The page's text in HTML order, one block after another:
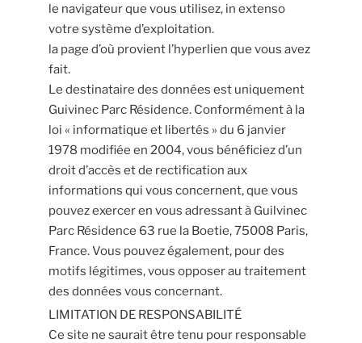
le navigateur que vous utilisez, in extenso
votre système d’exploitation.
la page d’où provient l’hyperlien que vous avez
fait.
Le destinataire des données est uniquement
Guivinec Parc Résidence. Conformément à la
loi « informatique et libertés » du 6 janvier
1978 modifiée en 2004, vous bénéficiez d’un
droit d’accès et de rectification aux
informations qui vous concernent, que vous
pouvez exercer en vous adressant à Guilvinec
Parc Résidence 63 rue la Boetie, 75008 Paris,
France. Vous pouvez également, pour des
motifs légitimes, vous opposer au traitement
des données vous concernant.
LIMITATION DE RESPONSABILITÉ
Ce site ne saurait être tenu pour responsable